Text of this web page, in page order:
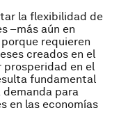
la flexibilidad de
–más aún en
requieren
creados en el
prosperidad en el
fundamental
demanda para
en las economías